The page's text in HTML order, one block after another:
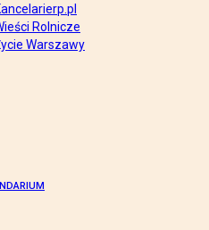
Rolnicze
Warszawy